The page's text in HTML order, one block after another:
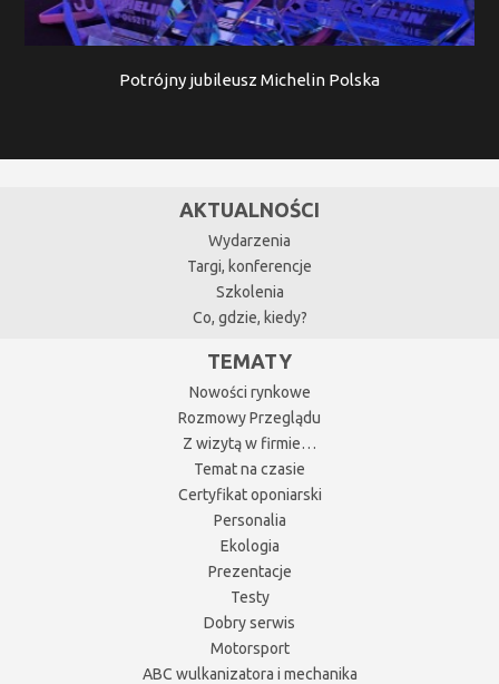
Potrójny jubileusz Michelin Polska
AKTUALNOŚCI
Wydarzenia
Targi, konferencje
Szkolenia
Co, gdzie, kiedy?
TEMATY
Nowości rynkowe
Rozmowy Przeglądu
Z wizytą w firmie…
Temat na czasie
Certyfikat oponiarski
Personalia
Ekologia
Prezentacje
Testy
Dobry serwis
Motorsport
ABC wulkanizatora i mechanika